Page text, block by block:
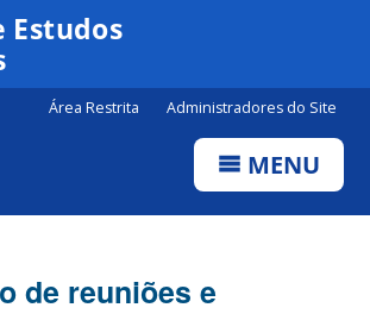
Estudos
Área Restrita Administradores do Site
MENU
de reuniões e